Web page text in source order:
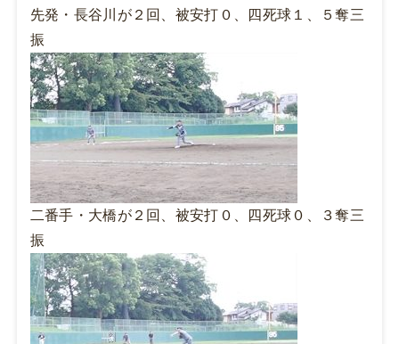
先発・長谷川が２回、被安打０、四死球１、５奪三
振
二番手・大橋が２回、被安打０、四死球０、３奪三
振